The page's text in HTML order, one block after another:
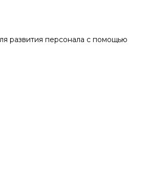
развития персонала с помощью